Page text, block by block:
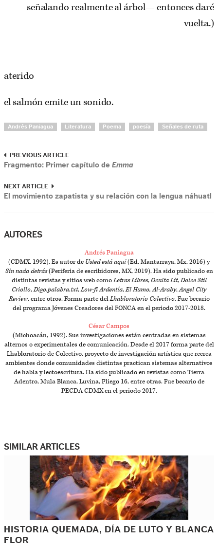
señalando realmente al árbol— entonces daré
vuelta.)
aterido
el salmón emite un sonido.
Andrés Paniagua Literatura Poema poesía Señales de ruta
PREVIOUS ARTICLE
Fragmento: Primer capítulo de Emma
NEXT ARTICLE
El movimiento zapatista y su relación con la lengua náhuatl
AUTORES
Andrés Paniagua
(CDMX, 1992). Es autor de Usted está aquí(Ed. Mantarraya, Mx, 2016) y
Sin nada detrás(Periferia de escribidores, MX, 2019). Ha sido publicado en
distintas revistas y sitios web comoLetras Libres, Oculta Lit,Dolce Stil
Criollo,Digo.palabra.txt,Low-fi Ardentía,El Humo, Al-Araby,Angel City
Review, entre otros. Forma parte delLhabloratorio Colectivo. Fue becario
del programa Jóvenes Creadores del FONCA en el periodo 2017-2018.
César Campos
(Michoacán, 1992). Sus investigaciones están centradas en sistemas
alternos o experimentales de comunicación. Desde el 2017 forma parte del
Lhabloratorio de Colectivo, proyecto de investigación artística que recrea
ambientes donde comunidades distintas practican sistemas alternativos
de habla y lectoescritura. Ha sido publicado en revistas como Tierra
Adentro, Mula Blanca, Luvina, Pliego 16, entre otras. Fue becario de
PECDA CDMX en el periodo 2017.
SIMILAR ARTICLES
HISTORIA QUEMADA, DÍA DE LUTO Y BLANCA
FLOR